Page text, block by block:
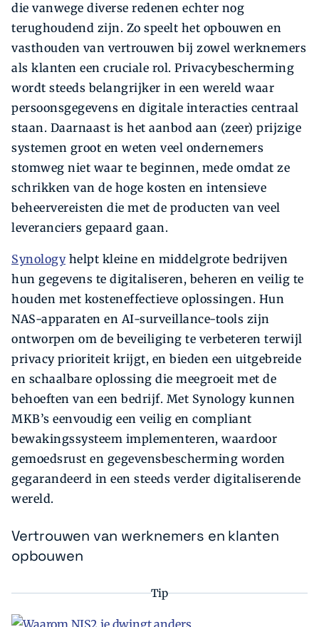
die vanwege diverse redenen echter nog
terughoudend zijn. Zo speelt het opbouwen en
vasthouden van vertrouwen bij zowel werknemers
als klanten een cruciale rol. Privacybescherming
wordt steeds belangrijker in een wereld waar
persoonsgegevens en digitale interacties centraal
staan. Daarnaast is het aanbod aan (zeer) prijzige
systemen groot en weten veel ondernemers
stomweg niet waar te beginnen, mede omdat ze
schrikken van de hoge kosten en intensieve
beheervereisten die met de producten van veel
leveranciers gepaard gaan.
Synologyhelpt kleine en middelgrote bedrijven
hun gegevens te digitaliseren, beheren en veilig te
houden met kosteneffectieve oplossingen. Hun
NAS-apparaten en AI-surveillance-tools zijn
ontworpen om de beveiliging te verbeteren terwijl
privacy prioriteit krijgt, en bieden een uitgebreide
en schaalbare oplossing die meegroeit met de
behoeften van een bedrijf. Met Synology kunnen
MKB’s eenvoudig een veilig en compliant
bewakingssysteem implementeren, waardoor
gemoedsrust en gegevensbescherming worden
gegarandeerd in een steeds verder digitaliserende
wereld.
Vertrouwen van werknemers en klanten
opbouwen
Tip